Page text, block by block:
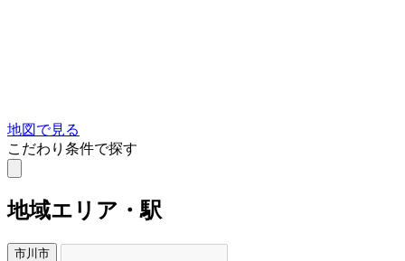
地図で見る
こだわり条件で探す
地域エリア・駅
市川市